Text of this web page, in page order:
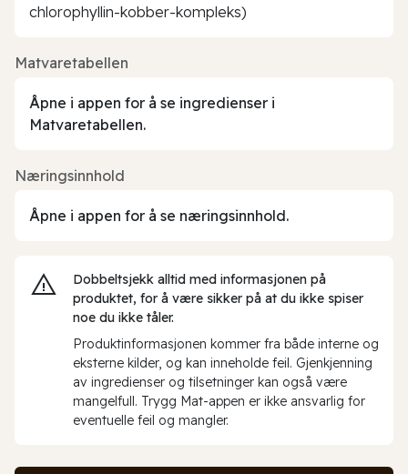
chlorophyllin-kobber-kompleks)
Matvaretabellen
Åpne i appen for å se ingredienser i
Matvaretabellen.
Næringsinnhold
Åpne i appen for å se næringsinnhold.
Dobbeltsjekk alltid med informasjonen på
produktet, for å være sikker på at du ikke spiser
noe du ikke tåler.
Produktinformasjonen kommer fra både interne og
eksterne kilder, og kan inneholde feil. Gjenkjenning
av ingredienser og tilsetninger kan også være
mangelfull. Trygg Mat-appen er ikke ansvarlig for
eventuelle feil og mangler.